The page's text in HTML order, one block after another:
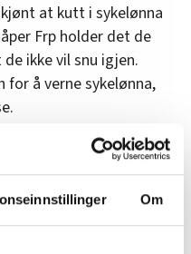
Om
at kutt i sykelønna
Frp holder det de
ikke vil snu igjen.
å verne sykelønna,
Kristjánsson har
punkt: Arbeidsgivers
sykmeldinger.
om sykelønn i sitt